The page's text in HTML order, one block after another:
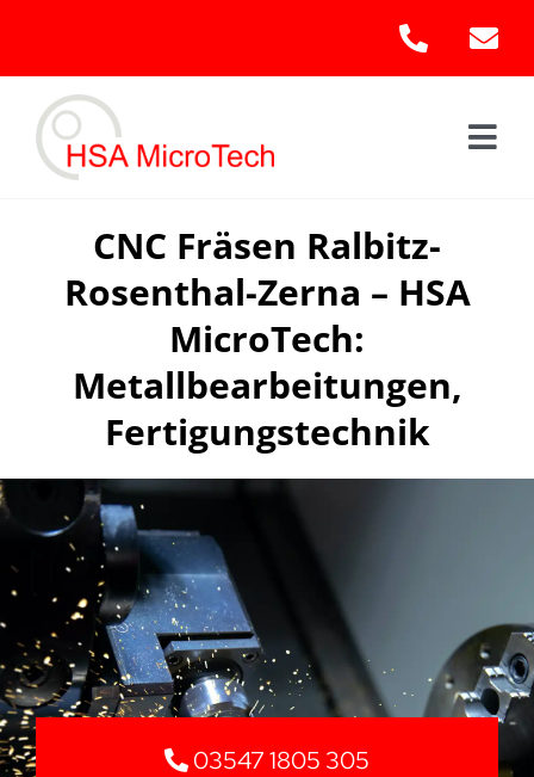
content
CNC Fräsen Ralbitz-
Rosenthal-Zerna – HSA
MicroTech:
Metallbearbeitungen,
Fertigungstechnik
03547 1805 305